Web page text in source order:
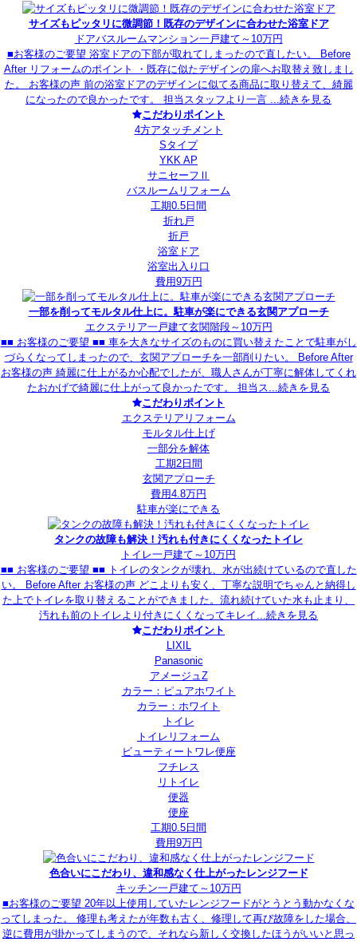
サイズもピッタリに微調節！既存のデザインに合わせた浴室ドア
ドアバスルームマンション一戸建て ～10万円
■お客様のご要望 浴室ドアの下部が取れてしまったので直したい。 Before
After リフォームのポイント ・既存に似たデザインの扉へお取替え致しまし
た。 お客様の声 前の浴室ドアのデザインに似てる商品に取り替えて、綺麗
になったので良かったです。 担当スタッフより一言 ...続きを見る
こだわりポイント
4方アタッチメント
Sタイプ
YKK AP
サニセーフⅡ
バスルームリフォーム
工期0.5日間
折れ戸
折戸
浴室ドア
浴室出入り口
費用9万円
一部を削ってモルタル仕上に。駐車が楽にできる玄関アプローチ
エクステリア一戸建て玄関階段～10万円
■■ お客様のご要望 ■■ 車を大きなサイズのものに買い替えたことで駐車がし
づらくなってしまったので、玄関アプローチを一部削りたい。 Before After
お客様の声 綺麗に仕上がるか心配でしたが、職人さんが丁寧に解体してくれ
たおかげで綺麗に仕上がって良かったです。 担当ス...続きを見る
こだわりポイント
エクステリアリフォーム
モルタル仕上げ
一部分を解体
工期2日間
玄関アプローチ
費用4.8万円
駐車が楽にできる
タンクの故障も解決！汚れも付きにくくなったトイレ
トイレ一戸建て ～10万円
■■ お客様のご要望 ■■ トイレのタンクが壊れ、水が出続けているので直した
い。 Before After お客様の声 どこよりも安く、丁寧な説明でちゃんと納得し
た上でトイレを取り替えることができました。流れ続けていた水も止まり、
汚れも前のトイレより付きにくくなってキレイ...続きを見る
こだわりポイント
LIXIL
Panasonic
アメージュZ
カラー：ピュアホワイト
カラー：ホワイト
トイレ
トイレリフォーム
ビューティートワレ便座
フチレス
リトイレ
便器
便座
工期0.5日間
費用9万円
色合いにこだわり、違和感なく仕上がったレンジフード
キッチン一戸建て ～10万円
■お客様のご要望 20年以上使用していたレンジフードがとうとう動かなくな
ってしまった。 修理も考えたが年数も古く、修理して再び故障をした場合、
逆に費用が掛かってしまうので、それなら新しく交換したほうがいいと思っ